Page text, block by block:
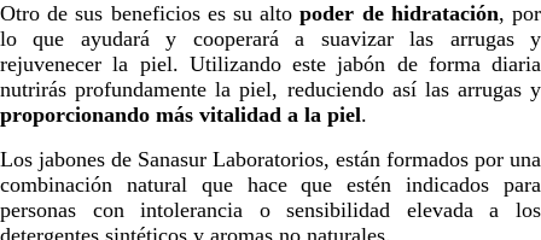
Otro de sus beneficios es su altopoder de hidratación, por
lo que ayudará y cooperará a suavizar las arrugas y
rejuvenecer la piel. Utilizando este jabón de forma diaria
nutrirás profundamente la piel, reduciendo así las arrugas y
proporcionando más vitalidad a la piel.
Los jabones de Sanasur Laboratorios, están formados por una
combinación natural que hace que estén indicados para
personas con intolerancia o sensibilidad elevada a los